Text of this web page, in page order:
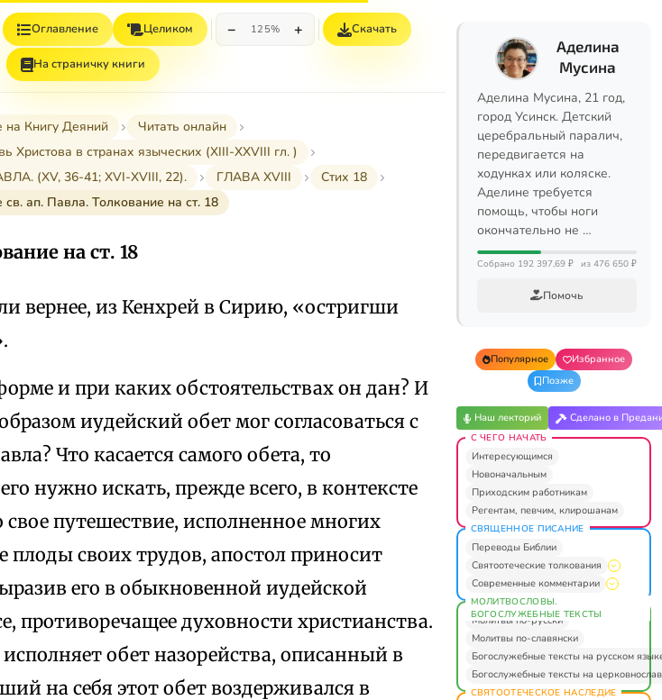
Оглавление Целиком − 125% + Скачать
На страничку книги
на Книгу Деяний
Читать онлайн
в странах языческих (XIII-XXVIII гл. )
(XV, 36-41; XVI-XVIII, 22).
ГЛАВА XVIII
Стих 18
св. ап. Павла. Толкование на ст. 18
на ст. 18
вернее, из Кенхрей в Сирию, «остригши
и при каких обстоятельствах он дан? И
иудейский обет мог согласоваться с
Что касается самого обета, то
нужно искать, прежде всего, в контексте
путешествие, исполненное многих
плоды своих трудов, апостол приносит
его в обыкновенной иудейской
противоречащее духовности христианства.
обет назорейства, описанный в
на себя этот обет воздерживался в
Аделина
Мусина
Аделина Мусина, 21 год,
город Усинск. Детский
церебральный паралич,
передвигается на
ходунках или коляске.
Аделине требуется
помощь, чтобы ноги
окончательно не …
Собрано 192 397,69 ₽ из 476 650 ₽
Помочь
Популярное
Избранное
Позже
Наш лекторий Сделано в
С ЧЕГО НАЧАТЬ
Интересующимся
Новоначальным
Приходским работникам
Регентам, певчим, клирошанам
СВЯЩЕННОЕ ПИСАНИЕ
Переводы Библии
Святоотеческие толкования
Современные комментарии
МОЛИТВОСЛОВЫ.
БОГОСЛУЖЕБНЫЕ ТЕКСТЫ
Молитвы по-русски
Молитвы по-славянски
Богослужебные тексты на русском
Богослужебные тексты на
СВЯТООТЕЧЕСКОЕ НАСЛЕДИЕ